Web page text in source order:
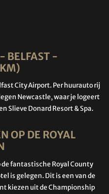
BELFAST -
City Airport. Per huurauto rij
Newcastle, waar je logeert
Slieve Donard Resort & Spa.
OP DE ROYAL
de fantastische Royal County
is gelegen. Dit is een van de
kiezen uit de Championship